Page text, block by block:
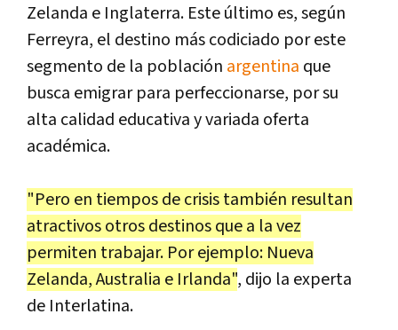
Zelanda e Inglaterra. Este último es, según
Ferreyra, el destino más codiciado por este
segmento de la población argentina que
busca emigrar para perfeccionarse, por su
alta calidad educativa y variada oferta
académica.
"Pero en tiempos de crisis también resultan
atractivos otros destinos que a la vez
permiten trabajar. Por ejemplo: Nueva
Zelanda, Australia e Irlanda", dijo la experta
de Interlatina.